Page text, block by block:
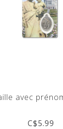
avec
C$5.99